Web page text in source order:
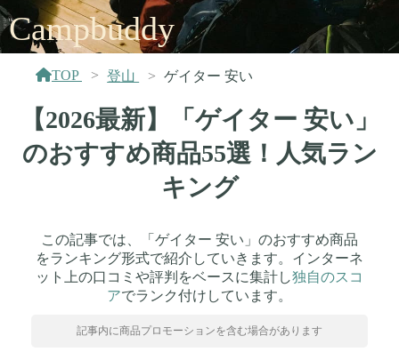
Campbuddy
TOP 登山 ゲイター 安い
【2026最新】「ゲイター 安い」
のおすすめ商品55選！人気ラン
キング
この記事では、「ゲイター 安い」のおすすめ商品
をランキング形式で紹介していきます。インターネ
ット上の口コミや評判をベースに集計し独自のスコ
アでランク付けしています。
記事内に商品プロモーションを含む場合があります